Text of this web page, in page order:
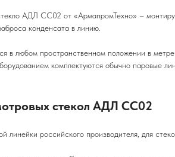
АДЛ CC02 от «АрмапромТехно» –
конденсата в линию.
в любом пространственном положении в
комплектуются обычно паровые
стекол АДЛ CC02
линейки российского производителя, для